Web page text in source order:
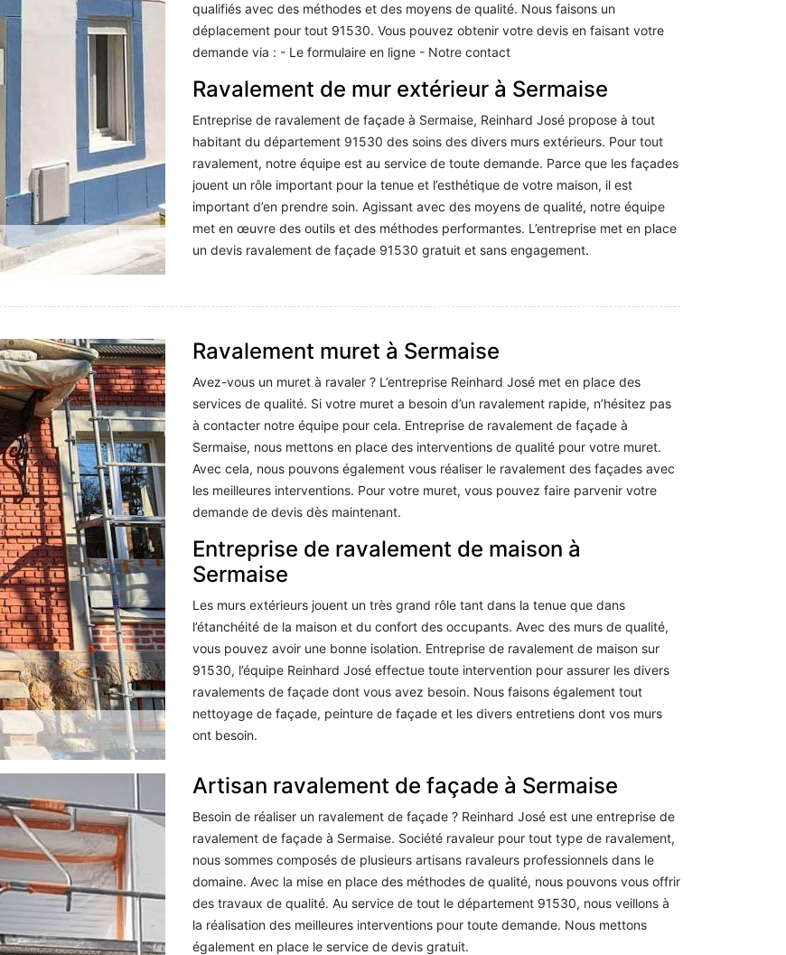
qualifiés avec des méthodes et des moyens de qualité. Nous faisons un
déplacement pour tout 91530. Vous pouvez obtenir votre devis en faisant votre
demande via : - Le formulaire en ligne - Notre contact
Ravalement de mur extérieur à Sermaise
Entreprise de ravalement de façade à Sermaise, Reinhard José propose à tout
habitant du département 91530 des soins des divers murs extérieurs. Pour tout
ravalement, notre équipe est au service de toute demande. Parce que les façades
jouent un rôle important pour la tenue et l’esthétique de votre maison, il est
important d’en prendre soin. Agissant avec des moyens de qualité, notre équipe
met en œuvre des outils et des méthodes performantes. L’entreprise met en place
un devis ravalement de façade 91530 gratuit et sans engagement.
Ravalement muret à Sermaise
Avez-vous un muret à ravaler ? L’entreprise Reinhard José met en place des
services de qualité. Si votre muret a besoin d’un ravalement rapide, n’hésitez pas
à contacter notre équipe pour cela. Entreprise de ravalement de façade à
Sermaise, nous mettons en place des interventions de qualité pour votre muret.
Avec cela, nous pouvons également vous réaliser le ravalement des façades avec
les meilleures interventions. Pour votre muret, vous pouvez faire parvenir votre
demande de devis dès maintenant.
Entreprise de ravalement de maison à
Sermaise
Les murs extérieurs jouent un très grand rôle tant dans la tenue que dans
l’étanchéité de la maison et du confort des occupants. Avec des murs de qualité,
vous pouvez avoir une bonne isolation. Entreprise de ravalement de maison sur
91530, l’équipe Reinhard José effectue toute intervention pour assurer les divers
ravalements de façade dont vous avez besoin. Nous faisons également tout
nettoyage de façade, peinture de façade et les divers entretiens dont vos murs
ont besoin.
Artisan ravalement de façade à Sermaise
Besoin de réaliser un ravalement de façade ? Reinhard José est une entreprise de
ravalement de façade à Sermaise. Société ravaleur pour tout type de ravalement,
nous sommes composés de plusieurs artisans ravaleurs professionnels dans le
domaine. Avec la mise en place des méthodes de qualité, nous pouvons vous offrir
des travaux de qualité. Au service de tout le département 91530, nous veillons à
la réalisation des meilleures interventions pour toute demande. Nous mettons
également en place le service de devis gratuit.